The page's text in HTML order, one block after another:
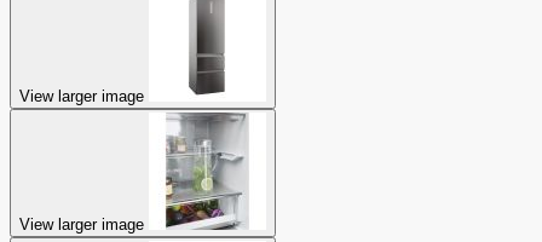
View larger image
View larger image